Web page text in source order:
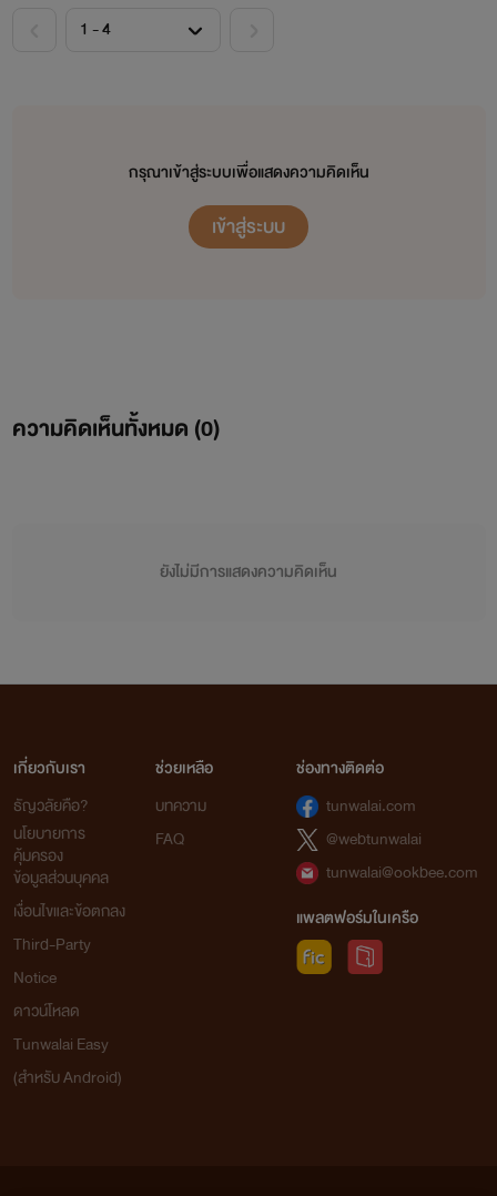
กรุณาเข้าสู่ระบบเพื่อแสดงความคิดเห็น
เข้าสู่ระบบ
ความคิดเห็นทั้งหมด (0)
ยังไม่มีการแสดงความคิดเห็น
เกี่ยวกับเรา
ธัญวลัยคือ?
นโยบายการ
คุ้มครอง
ข้อมูลส่วนบุคคล
เงื่อนไขและข้อตกลง
Third-Party
Notice
ดาวน์โหลด
Tunwalai Easy
(สำหรับ Android)
ช่วยเหลือ
บทความ
FAQ
ช่องทางติดต่อ
tunwalai.com
@webtunwalai
tunwalai@ookbee.com
แพลตฟอร์มในเครือ